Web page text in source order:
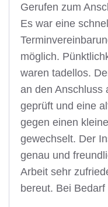
Gerufen zum
Es war eine
möglich.
waren tadellos.
an den Anschluss
geprüft und eine
gegen einen
gewechselt. Der
genau und
Arbeit sehr
bereut. Bei